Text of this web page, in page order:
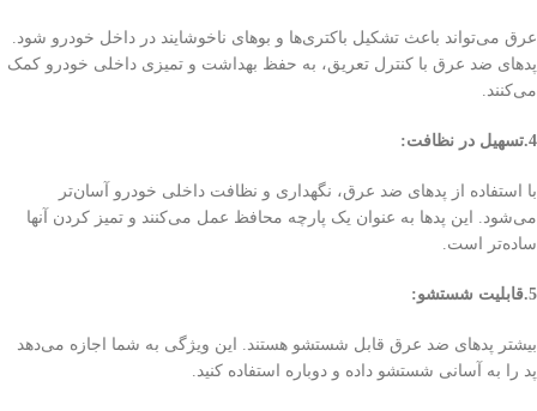
عرق می‌تواند باعث تشکیل باکتری‌ها و بوهای ناخوشایند در داخل خودرو شود.
پد‌های ضد عرق با کنترل تعریق، به حفظ بهداشت و تمیزی داخلی خودرو کمک
می‌کنند.
4.تسهیل در نظافت:
با استفاده از پد‌های ضد عرق، نگهداری و نظافت داخلی خودرو آسان‌تر
می‌شود. این پد‌ها به عنوان یک پارچه محافظ عمل می‌کنند و تمیز کردن آنها
ساده‌تر است.
5.قابلیت شستشو:
بیشتر پد‌های ضد عرق قابل شستشو هستند. این ویژگی به شما اجازه می‌دهد
پد را به آسانی شستشو داده و دوباره استفاده کنید.